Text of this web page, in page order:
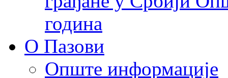
година
О Пазови
Опште информације